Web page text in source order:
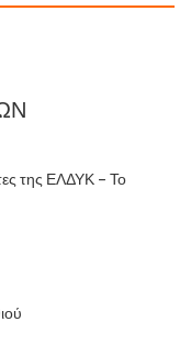
της ΕΛΔΥΚ – Το